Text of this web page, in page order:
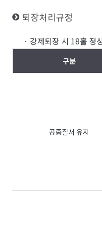
퇴장처리규정
· 강제퇴장 시 18홀 정
구분
공중질서 유지